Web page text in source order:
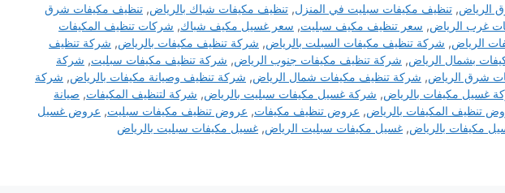
الرياض, تنظيف مكيفات سبليت في المنزل, تنظيف مكيفات شباك بالرياض, تنظيف مكيفات شرق
غرب الرياض, سعر تنظيف مكيف سبليت, سعر غسيل مكيف شباك, شركات تنظيف المكيفات
الرياض, شركة تنظيف مكيفات السبلت بالرياض, شركة تنظيف مكيفات بالرياض, شركة تنظيف
بشمال الرياض, شركة تنظيف مكيفات جنوب الرياض, شركة تنظيف مكيفات سبليت, شركة
شرق الرياض, شركة تنظيف مكيفات شمال الرياض, شركة تنظيف وصيانة مكيفات بالرياض, شركة
غسيل مكيفات بالرياض, شركة غسيل مكيفات سبليت بالرياض, شركة لتنظيف المكيفات, صيانة
تنظيف المكيفات بالرياض, عروض تنظيف مكيفات, عروض تنظيف مكيفات سبليت, عروض غسيل
مكيفات بالرياض, غسيل مكيفات سبليت الرياض, غسيل مكيفات سبليت بالرياض